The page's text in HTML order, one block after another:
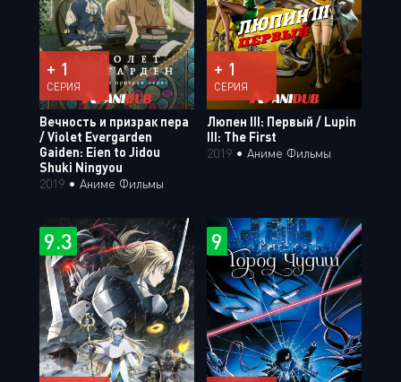
+ 1
СЕРИЯ
Вечность и призрак пера
/ Violet Evergarden
Gaiden: Eien to Jidou
Shuki Ningyou
2019 • Аниме Фильмы
+ 1
СЕРИЯ
Люпен III: Первый / Lupin
III: The First
2019 • Аниме Фильмы
9.3 9